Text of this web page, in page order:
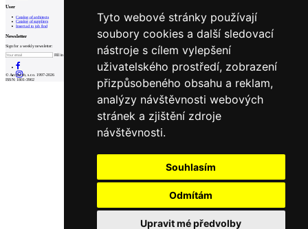
Tyto webové stránky používají
soubory cookies a další sledovací
nástroje s cílem vylepšení
uživatelského prostředí, zobrazení
přizpůsobeného obsahu a reklam,
analýzy návštěvnosti webových
stránek a zjištění zdroje
návštěvnosti.
Souhlasím
Odmítám
Upravit mé předvolby
User
Catalog of architects
Catalog of suppliers
Insert ad to job find
Newsletter
Sign for a weekly newsletter:
Fill in „nospam“
© Archiweb, s.r.o. 1997-2026
ISSN: 1801-3902